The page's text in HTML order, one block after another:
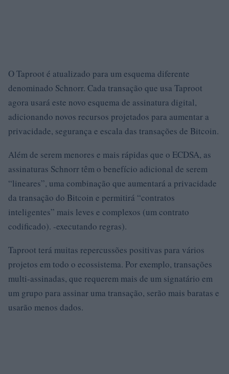
O Taproot é atualizado para um esquema diferente
denominado Schnorr. Cada transação que usa Taproot
agora usará este novo esquema de assinatura digital,
adicionando novos recursos projetados para aumentar a
privacidade, segurança e escala das transações de Bitcoin.
Além de serem menores e mais rápidas que o ECDSA, as
assinaturas Schnorr têm o benefício adicional de serem
“lineares”, uma combinação que aumentará a privacidade
da transação do Bitcoin e permitirá “contratos
inteligentes” mais leves e complexos (um contrato
codificado). -executando regras).
Taproot terá muitas repercussões positivas para vários
projetos em todo o ecossistema. Por exemplo, transações
multi-assinadas, que requerem mais de um signatário em
um grupo para assinar uma transação, serão mais baratas e
usarão menos dados.